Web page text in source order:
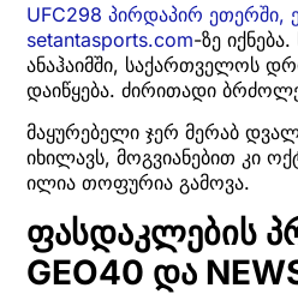
UFC298 პირდაპირ ეთერში,
setantasports.com-ზე
ანაჰაიმში, საქართველოს
დაიწყება. ძირითადი
მაყურებელი ჯერ მერაბ
იხილავს, მოგვიანებით კი
ილია თოფურია გამოვა.
ფასდაკლების
GEO40 და